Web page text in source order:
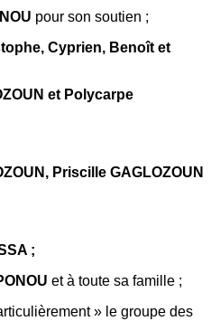
pour son soutien ;
Cyprien, Benoît et
et Polycarpe
Priscille GAGLOZOUN
;
et à toute sa famille ;
» le groupe des